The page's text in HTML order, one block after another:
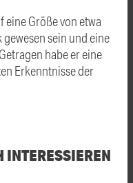
eine Größe von etwa
sein und eine
habe er eine
Erkenntnisse der
INTERESSIEREN